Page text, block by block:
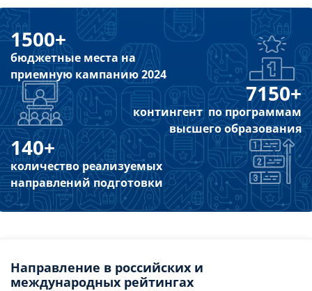
1500+
бюджетные места на
приемную кампанию 2024
7150+
контингент по программам
высшего образования
140+
количество реализуемых
направлений подготовки
Направление в российских и
международных рейтингах